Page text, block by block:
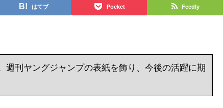
はてブ Pocket Feedly
週刊ヤングジャンプの表紙を飾り、今後の活躍に期